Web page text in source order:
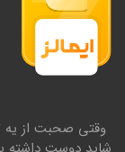
وقتی صحبت از یه